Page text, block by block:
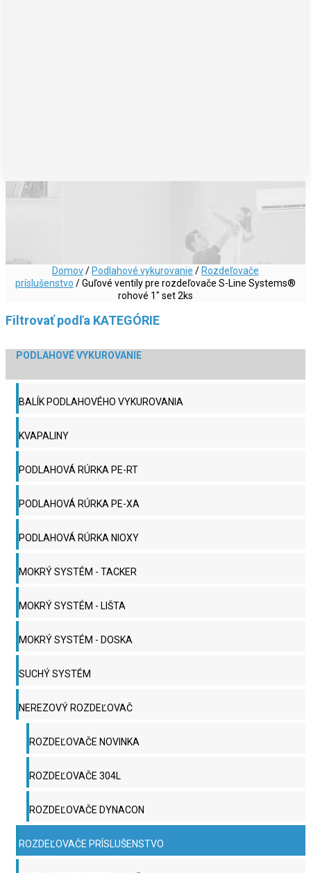
Domov/ Podlahové vykurovanie / Rozdeľovače
príslušenstvo / Guľové ventily pre rozdeľovače S-Line Systems®
rohové 1″ set 2ks
Filtrovať podľa KATEGÓRIE
PODLAHOVÉ VYKUROVANIE
BALÍK PODLAHOVÉHO VYKUROVANIA
KVAPALINY
PODLAHOVÁ RÚRKA PE-RT
PODLAHOVÁ RÚRKA PE-XA
PODLAHOVÁ RÚRKA NIOXY
MOKRÝ SYSTÉM - TACKER
MOKRÝ SYSTÉM - LIŠTA
MOKRÝ SYSTÉM - DOSKA
SUCHÝ SYSTÉM
NEREZOVÝ ROZDEĽOVAČ
ROZDEĽOVAČE NOVINKA
ROZDEĽOVAČE 304L
ROZDEĽOVAČE DYNACON
ROZDEĽOVAČE PRÍSLUŠENSTVO